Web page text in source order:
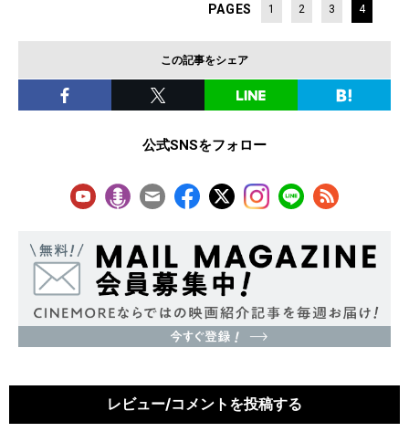
PAGES 1 2 3 4
この記事をシェア
公式SNSをフォロー
レビュー/コメントを投稿する